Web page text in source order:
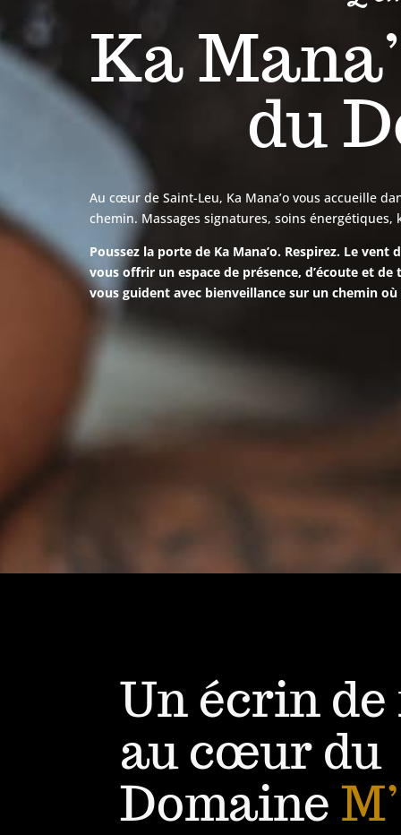
Ka
du
Au cœur de Saint-Leu, Ka Mana’o vous accueille
chemin. Massages signatures, soins
Poussez la porte de Ka Mana’o. Respirez. Le
vous offrir un espace de présence, d’écoute et
vous guident avec bienveillance sur un chemin
Un écrin
au cœur du
Domaine